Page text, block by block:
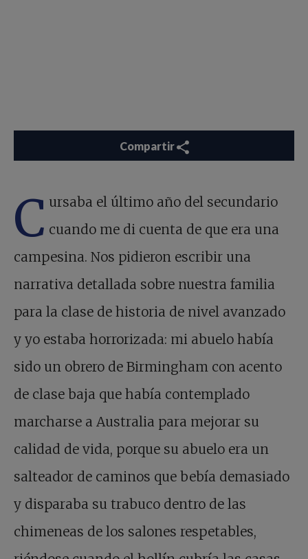
Compartir
C ursaba el último año del secundario
cuando me di cuenta de que era una
campesina. Nos pidieron escribir una
narrativa detallada sobre nuestra familia
para la clase de historia de nivel avanzado
y yo estaba horrorizada: mi abuelo había
sido un obrero de Birmingham con acento
de clase baja que había contemplado
marcharse a Australia para mejorar su
calidad de vida, porque su abuelo era un
salteador de caminos que bebía demasiado
y disparaba su trabuco dentro de las
chimeneas de los salones respetables,